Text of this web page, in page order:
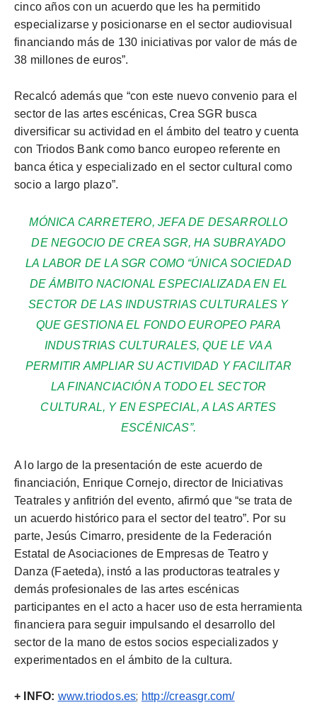
cinco años con un acuerdo que les ha permitido
especializarse y posicionarse en el sector audiovisual
financiando más de 130 iniciativas por valor de más de
38 millones de euros”.
Recalcó además que “con este nuevo convenio para el
sector de las artes escénicas, Crea SGR busca
diversificar su actividad en el ámbito del teatro y cuenta
con Triodos Bank como banco europeo referente en
banca ética y especializado en el sector cultural como
socio a largo plazo”.
MÓNICA CARRETERO, JEFA DE DESARROLLO
DE NEGOCIO DE CREA SGR, HA SUBRAYADO
LA LABOR DE LA SGR COMO “ÚNICA SOCIEDAD
DE ÁMBITO NACIONAL ESPECIALIZADA EN EL
SECTOR DE LAS INDUSTRIAS CULTURALES Y
QUE GESTIONA EL FONDO EUROPEO PARA
INDUSTRIAS CULTURALES, QUE LE VA A
PERMITIR AMPLIAR SU ACTIVIDAD Y FACILITAR
LA FINANCIACIÓN A TODO EL SECTOR
CULTURAL, Y EN ESPECIAL, A LAS ARTES
ESCÉNICAS”.
A lo largo de la presentación de este acuerdo de
financiación, Enrique Cornejo, director de Iniciativas
Teatrales y anfitrión del evento, afirmó que“se trata de
un acuerdo histórico para el sector del teatro”. Por su
parte, Jesús Cimarro, presidente de la Federación
Estatal de Asociaciones de Empresas de Teatro y
Danza (Faeteda), instó a las productoras teatrales y
demás profesionales de las artes escénicas
participantes en el acto a hacer uso de esta herramienta
financiera para seguir impulsando el desarrollo del
sector de la mano de estos socios especializados y
experimentados en el ámbito de la cultura.
+ INFO: www.triodos.es; http://creasgr.com/